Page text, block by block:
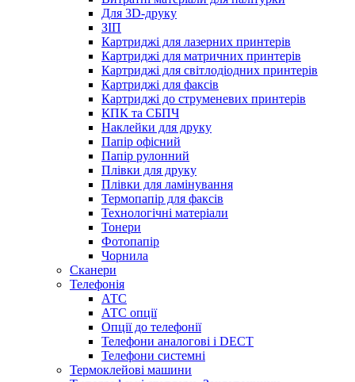
Для 3D-друку
ЗІП
Картриджі для лазерних принтерів
Картриджі для матричних принтерів
Картриджі для світлодіодних принтерів
Картриджі для факсів
Картриджі до струменевих принтерів
КПК та СБПЧ
Наклейки для друку
Папір офісний
Папір рулонний
Плівки для друку
Плівки для ламінування
Термопапір для факсів
Технологічні матеріали
Тонери
Фотопапір
Чорнила
Сканери
Телефонія
АТС
АТС опції
Опції до телефонії
Телефони аналогові і DECT
Телефони системні
Термоклейові машини